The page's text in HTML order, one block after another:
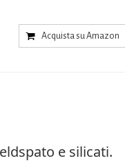
Acquista su Amazon
e silicati.